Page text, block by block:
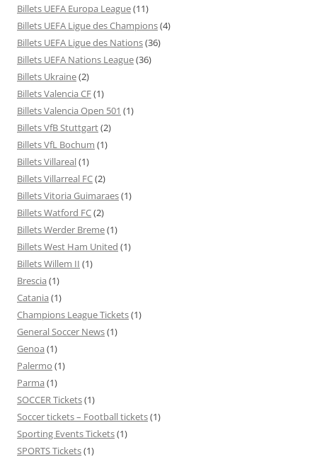
Billets UEFA Europa League(11)
Billets UEFA Ligue des Champions(4)
Billets UEFA Ligue des Nations(36)
Billets UEFA Nations League(36)
Billets Ukraine(2)
Billets Valencia CF(1)
Billets Valencia Open 501 (1)
Billets VfB Stuttgart(2)
Billets VfL Bochum (1)
Billets Villareal(1)
Billets Villarreal FC(2)
Billets Vitoria Guimaraes(1)
Billets Watford FC(2)
Billets Werder Breme(1)
Billets West Ham United (1)
Billets Willem II (1)
Brescia (1)
Catania (1)
Champions League Tickets(1)
General Soccer News(1)
Genoa (1)
Palermo (1)
Parma (1)
SOCCER Tickets(1)
Soccer tickets – Football tickets(1)
Sporting Events Tickets(1)
SPORTS Tickets(1)